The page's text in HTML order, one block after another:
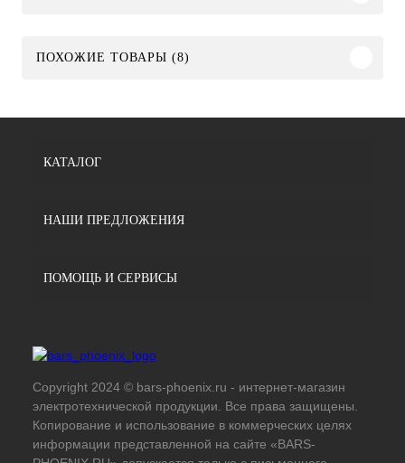
ПОХОЖИЕ ТОВАРЫ (8)
КАТАЛОГ
НАШИ ПРЕДЛОЖЕНИЯ
ПОМОЩЬ И СЕРВИСЫ
Copyright 2024 © bars-phoenix.ru - интернет-магазин
электротехнической продукции. Все права защищены.
Копирование и использование в коммерческих целях
информации представленной на сайте «BARS-